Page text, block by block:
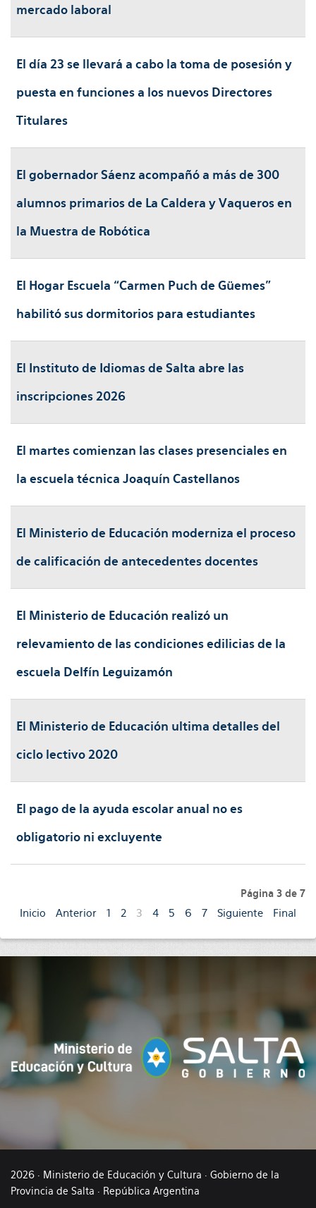
mercado laboral
El día 23 se llevará a cabo la toma de posesión y
puesta en funciones a los nuevos Directores
Titulares
El gobernador Sáenz acompañó a más de 300
alumnos primarios de La Caldera y Vaqueros en
la Muestra de Robótica
El Hogar Escuela “Carmen Puch de Güemes”
habilitó sus dormitorios para estudiantes
El Instituto de Idiomas de Salta abre las
inscripciones 2026
El martes comienzan las clases presenciales en
la escuela técnica Joaquín Castellanos
El Ministerio de Educación moderniza el proceso
de calificación de antecedentes docentes
El Ministerio de Educación realizó un
relevamiento de las condiciones edilicias de la
escuela Delfín Leguizamón
El Ministerio de Educación ultima detalles del
ciclo lectivo 2020
El pago de la ayuda escolar anual no es
obligatorio ni excluyente
Página 3 de 7
Inicio Anterior 1 2 3 4 5 6 7 Siguiente Final
2026 · Ministerio de Educación y Cultura · Gobierno de la
Provincia de Salta · República Argentina